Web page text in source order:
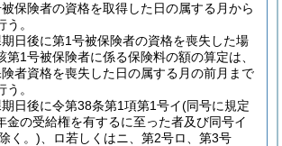
保険者の資格を取得した日の属する月から
。
日後に第1号被保険者の資格を喪失した場
第1号被保険者に係る保険料の額の算定は、
者資格を喪失した日の属する月の前月まで
。
日後に令第38条第1項第1号イ(同号に規定
金の受給権を有するに至った者及び同号イ
く。) 、ロ若しくはニ、第2号ロ、第3号